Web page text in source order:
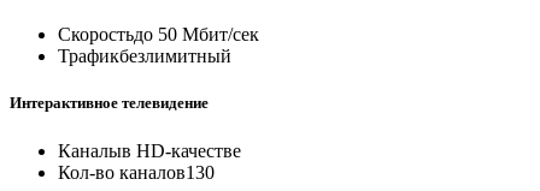
Скоростьдо 50 Мбит/сек
Трафикбезлимитный
Интерактивное телевидение
Каналыв HD-качестве
Кол-во каналов130